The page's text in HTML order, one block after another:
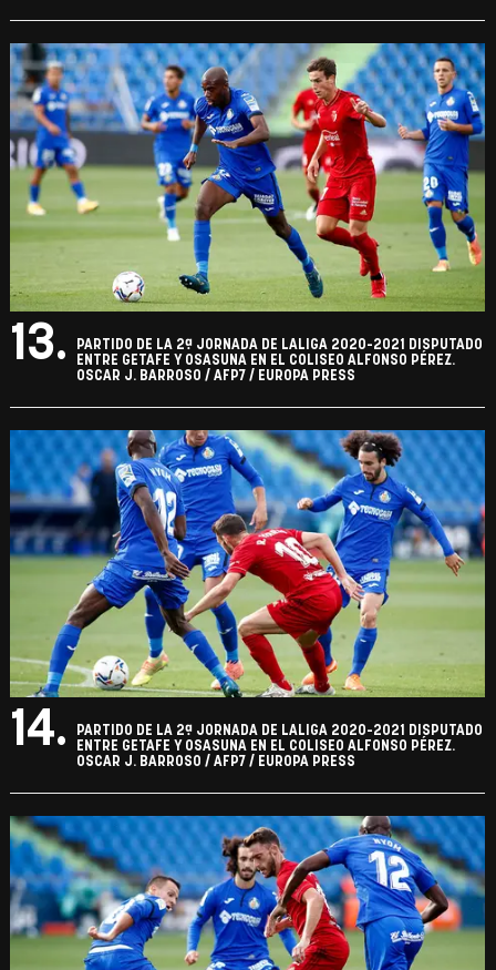
13.
PARTIDO DE LA 2ª JORNADA DE LALIGA 2020-2021 DISPUTADO
ENTRE GETAFE Y OSASUNA EN EL COLISEO ALFONSO PÉREZ.
OSCAR J. BARROSO / AFP7 / EUROPA PRESS
14.
PARTIDO DE LA 2ª JORNADA DE LALIGA 2020-2021 DISPUTADO
ENTRE GETAFE Y OSASUNA EN EL COLISEO ALFONSO PÉREZ.
OSCAR J. BARROSO / AFP7 / EUROPA PRESS